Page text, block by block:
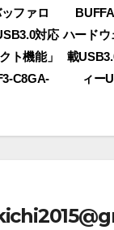
ハードウ
載
ィー
ファロ
対応
ト機能」
C8GA-